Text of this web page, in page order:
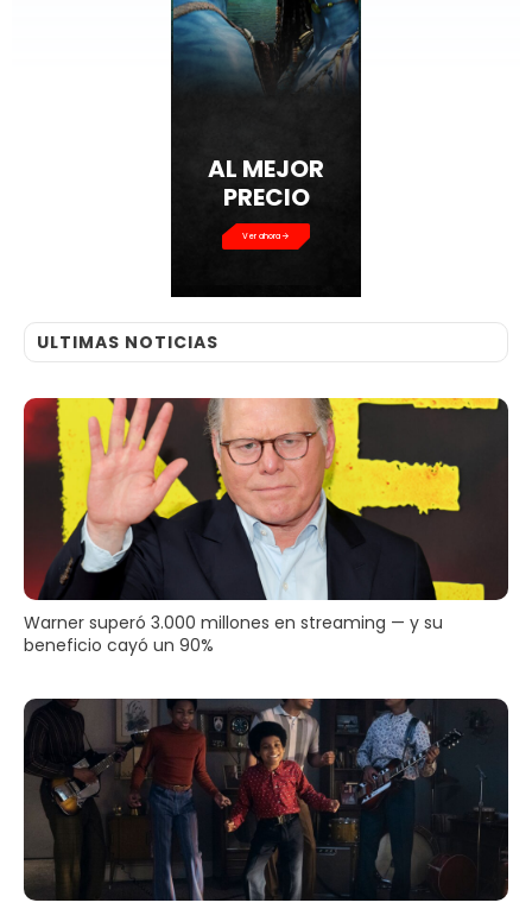
AL MEJOR
PRECIO
Ver ahora
ULTIMAS NOTICIAS
Warner superó 3.000 millones en streaming — y su
beneficio cayó un 90%